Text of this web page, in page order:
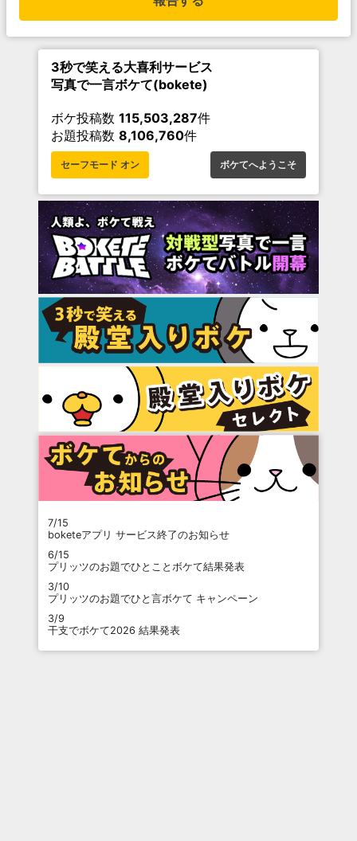
3秒で笑える大喜利サービス
写真で一言ボケて(bokete)
ボケ投稿数 115,503,287件
お題投稿数 8,106,760件
セーフモード オン ボケてへようこそ
7/15
boketeアプリ サービス終了のお知らせ
6/15
プリッツのお題でひとことボケて結果発表
3/10
プリッツのお題でひと言ボケて キャンペーン
3/9
干支でボケて2026 結果発表